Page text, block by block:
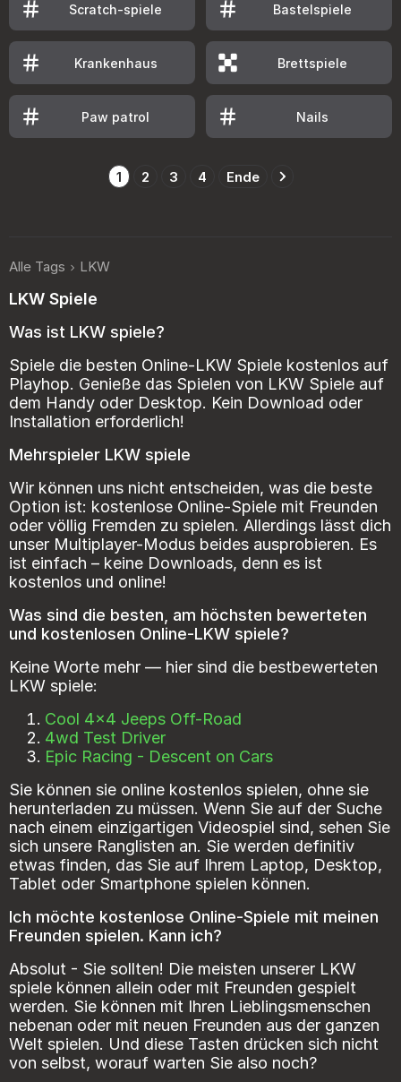
Scratch-spiele Bastelspiele
Krankenhaus Brettspiele
Paw patrol Nails
1 2 3 4 Ende
Alle Tags LKW
LKW Spiele
Was ist LKW spiele?
Spiele die besten Online-LKW Spiele kostenlos auf
Playhop. Genieße das Spielen von LKW Spiele auf
dem Handy oder Desktop. Kein Download oder
Installation erforderlich!
Mehrspieler LKW spiele
Wir können uns nicht entscheiden, was die beste
Option ist: kostenlose Online-Spiele mit Freunden
oder völlig Fremden zu spielen. Allerdings lässt dich
unser Multiplayer-Modus beides ausprobieren. Es
ist einfach – keine Downloads, denn es ist
kostenlos und online!
Was sind die besten, am höchsten bewerteten
und kostenlosen Online-LKW spiele?
Keine Worte mehr — hier sind die bestbewerteten
LKW spiele:
Cool 4x4 Jeeps Off-Road
4wd Test Driver
Epic Racing - Descent on Cars
Sie können sie online kostenlos spielen, ohne sie
herunterladen zu müssen. Wenn Sie auf der Suche
nach einem einzigartigen Videospiel sind, sehen Sie
sich unsere Ranglisten an. Sie werden definitiv
etwas finden, das Sie auf Ihrem Laptop, Desktop,
Tablet oder Smartphone spielen können.
Ich möchte kostenlose Online-Spiele mit meinen
Freunden spielen. Kann ich?
Absolut - Sie sollten! Die meisten unserer LKW
spiele können allein oder mit Freunden gespielt
werden. Sie können mit Ihren Lieblingsmenschen
nebenan oder mit neuen Freunden aus der ganzen
Welt spielen. Und diese Tasten drücken sich nicht
von selbst, worauf warten Sie also noch?